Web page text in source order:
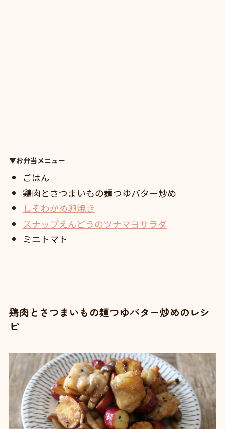
▼お弁当メニュー
ごはん
鶏肉とさつまいもの麺つゆバター炒め
しそわかめ卵焼き
スナップえんどうのツナマヨサラダ
ミニトマト
鶏肉とさつまいもの麺つゆバター炒めのレシ
ピ